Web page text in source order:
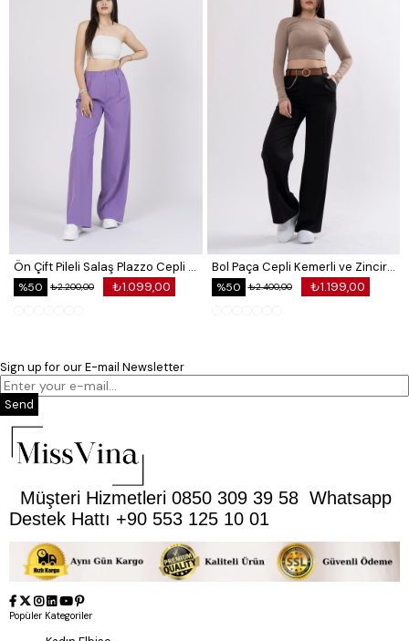
Ön Çift Pileli Salaş Plazzo Cepli Pantolon
₺1.099,00
₺2.200,00
%50
Bol Paça Cepli Kemerli ve Zincir Detaylı Atlas Kumaş Pantolon
₺1.199,00
₺2.400,00
%50
Sign up for our E-mail Newsletter
Send
Müşteri Hizmetleri 0850 309 39 58 Whatsapp
Destek Hattı +90 553 125 10 01
Popüler Kategoriler